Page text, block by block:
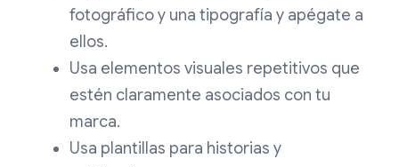
fotográfico y una tipografía y apégate a
ellos.
Usa elementos visuales repetitivos que
estén claramente asociados con tu
marca.
Usa plantillas para historias y